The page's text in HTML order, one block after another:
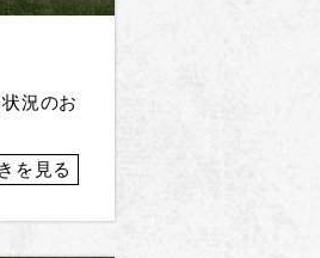
況のお
を見る